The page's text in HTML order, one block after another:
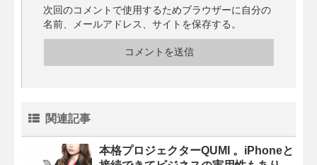
次回のコメントで使用するためブラウザーに自分の
名前、メールアドレス、サイトを保存する。
関連記事
本格プロジェクターQUMI 。iPhoneと